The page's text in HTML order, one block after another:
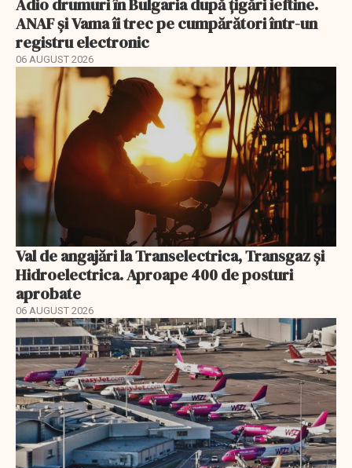
ANAF și Vama îi trec pe cumpărători într-un
registru electronic
06 AUGUST 2026
Val de angajări la Transelectrica, Transgaz și
Hidroelectrica. Aproape 400 de posturi
aprobate
06 AUGUST 2026